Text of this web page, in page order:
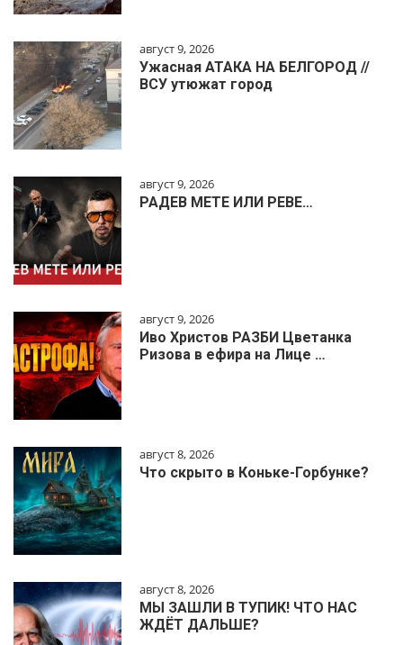
август 9, 2026
Ужасная АТАКА НА БЕЛГОРОД //
ВСУ утюжат город
август 9, 2026
РАДЕВ МЕТЕ ИЛИ РЕВЕ…
август 9, 2026
Иво Христов РАЗБИ Цветанка
Ризова в ефира на Лице …
август 8, 2026
Что скрыто в Коньке-Горбунке?
август 8, 2026
МЫ ЗАШЛИ В ТУПИК! ЧТО НАС
ЖДЁТ ДАЛЬШЕ?